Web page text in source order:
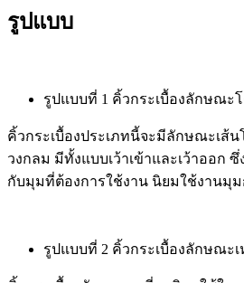
รูปแบบ
รูปแบบที่ 1 คิ้วกระเบื้องลักษณะ
คิ้วกระเบื้องประเภทนี้จะมีลักษณะเส้น
วงกลม มีทั้งแบบเว้าเข้าและเว้าออก
กับมุมที่ต้องการใช้งาน นิยมใช้งานมุ
รูปแบบที่ 2 คิ้วกระเบื้องลักษณะเ